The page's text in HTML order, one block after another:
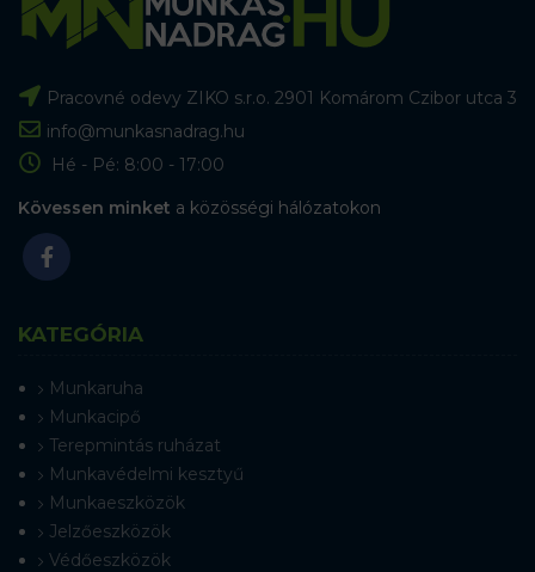
Pracovné odevy ZIKO s.r.o. 2901 Komárom Czibor utca 3
info@munkasnadrag.hu
Hé - Pé: 8:00 - 17:00
Kövessen minket a közösségi hálózatokon
KATEGÓRIA
Munkaruha
Munkacipő
Terepmintás ruházat
Munkavédelmi kesztyű
Munkaeszközök
Jelzőeszközök
Védőeszközök